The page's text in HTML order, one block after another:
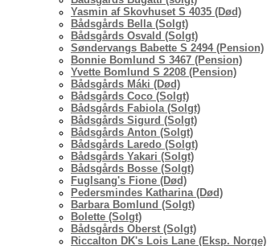
Yasmin af Skovhuset S 4035 (Død)
Bådsgårds Bella (Solgt)
Bådsgårds Osvald (Solgt)
Søndervangs Babette S 2494 (Pension)
Bonnie Bomlund S 3467 (Pension)
Yvette Bomlund S 2208 (Pension)
Bådsgårds Máki (Død)
Bådsgårds Coco (Solgt)
Bådsgårds Fabiola (Solgt)
Bådsgårds Sigurd (Solgt)
Bådsgårds Anton (Solgt)
Bådsgårds Laredo (Solgt)
Bådsgårds Yakari (Solgt)
Bådsgårds Bosse (Solgt)
Fuglsang's Fione (Død)
Pedersmindes Katharina (Død)
Barbara Bomlund (Solgt)
Bolette (Solgt)
Bådsgårds Oberst (Solgt)
Riccalton DK's Lois Lane (Eksp. Norge)